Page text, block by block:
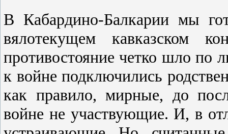
В Кабардино-Балкарии мы
вялотекущем кавказском
противостояние четко шло по
к войне подключились
как правило, мирные, до
войне не участвующие. И, в